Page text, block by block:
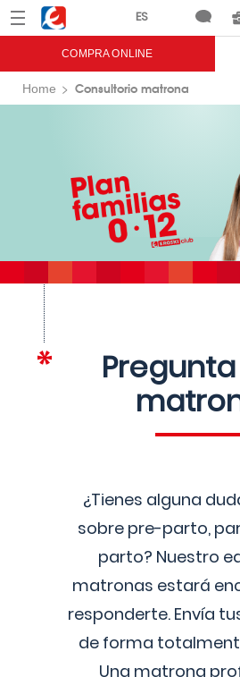
Menú Eroski
COMPRA ONLINE
Home Consultorio matrona
¿Tienes alguna
sobre pre-parto,
parto? Nuestro
matronas estará
responderte. Envía
de forma
Una matrona